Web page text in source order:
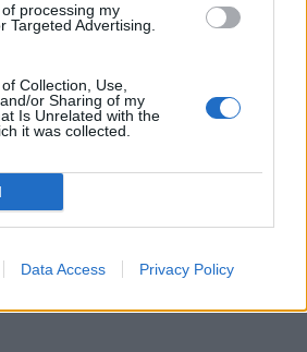
processing my
Targeted Advertising.
Collection, Use,
or Sharing of my
Is Unrelated with the
it was collected.
Data Access Privacy Policy
συνεχίζουν μαζί: Ανανέωση της
συνεργασίας τους μέχρι το
τον ΟΤΕ στη διεθνή σειρά δεικτών